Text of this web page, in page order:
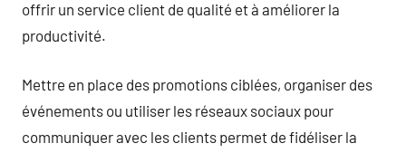
offrir un service client de qualité et à améliorer la
productivité.
Mettre en place des promotions ciblées, organiser des
événements ou utiliser les réseaux sociaux pour
communiquer avec les clients permet de fidéliser la